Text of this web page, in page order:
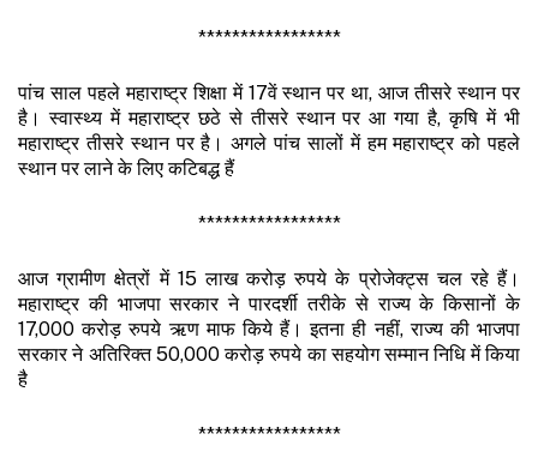
*****************
पांच साल पहले महाराष्ट्र शिक्षा में 17वें स्थान पर था, आज तीसरे स्थान पर
है। स्वास्थ्य में महाराष्ट्र छठे से तीसरे स्थान पर आ गया है, कृषि में भी
महाराष्ट्र तीसरे स्थान पर है। अगले पांच सालों में हम महाराष्ट्र को पहले
स्थान पर लाने के लिए कटिबद्ध हैं
*****************
आज ग्रामीण क्षेत्रों में 15 लाख करोड़ रुपये के प्रोजेक्ट्स चल रहे हैं।
महाराष्ट्र की भाजपा सरकार ने पारदर्शी तरीके से राज्य के किसानों के
17,000 करोड़ रुपये ऋण माफ किये हैं। इतना ही नहीं, राज्य की भाजपा
सरकार ने अतिरिक्त 50,000 करोड़ रुपये का सहयोग सम्मान निधि में किया
है
*****************